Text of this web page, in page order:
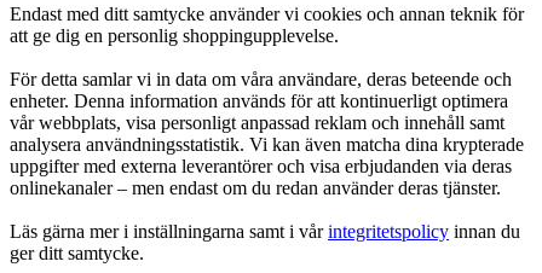
Endast med ditt samtycke använder vi cookies och annan teknik för
att ge dig en personlig shoppingupplevelse.
För detta samlar vi in data om våra användare, deras beteende och
enheter. Denna information används för att kontinuerligt optimera
vår webbplats, visa personligt anpassad reklam och innehåll samt
analysera användningsstatistik. Vi kan även matcha dina krypterade
uppgifter med externa leverantörer och visa erbjudanden via deras
onlinekanaler – men endast om du redan använder deras tjänster.
Läs gärna mer i inställningarna samt i vårintegritetspolicy innan du
ger ditt samtycke.